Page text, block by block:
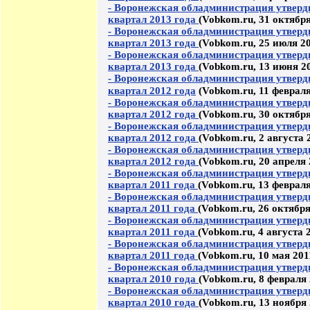
- Воронежская обладминистрация
квартал 2013 года (Vobkom.ru, 31
- Воронежская обладминистрация
квартал 2013 года (Vobkom.ru, 25 июля
- Воронежская обладминистрация
квартал 2013 года (Vobkom.ru, 13 июня
- Воронежская обладминистрация
квартал 2012 года (Vobkom.ru, 11
- Воронежская обладминистрация
квартал 2012 года (Vobkom.ru, 30
- Воронежская обладминистрация
квартал 2012 года (Vobkom.ru, 2 августа
- Воронежская обладминистрация
квартал 2012 года (Vobkom.ru, 20 апреля
- Воронежская обладминистрация
квартал 2011 года (Vobkom.ru, 13
- Воронежская обладминистрация
квартал 2011 года (Vobkom.ru, 26
- Воронежская обладминистрация
квартал 2011 года (Vobkom.ru, 4 августа
- Воронежская обладминистрация
квартал 2011 года (Vobkom.ru, 10 мая
- Воронежская обладминистрация
квартал 2010 года (Vobkom.ru, 8 февраля
- Воронежская обладминистрация
квартал 2010 года (Vobkom.ru, 13 ноября